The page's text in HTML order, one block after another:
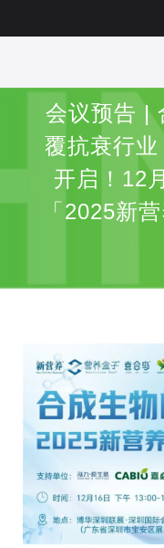
会议预告 |
覆抗衰行
开启！12
「2025新